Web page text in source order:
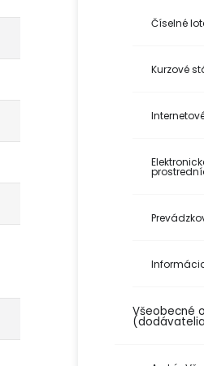
Číselné
Kurzové
Všeobecné